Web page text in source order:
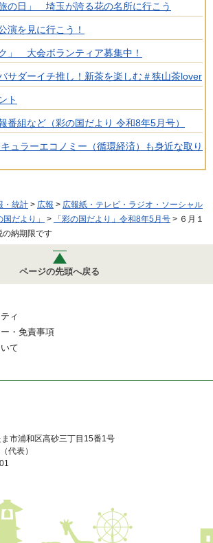
の日」 埼玉が誇る花の名所に行こう
演を見に行こう！
」 大会ボランティア募集中！
サダーイチ推し！新茶を楽しむ＃狭山茶lover
ト
番組など（彩の国だより 令和8年5月号）
ュラーエコノミー（循環経済）も身近な取り
・統計 > 広報 > 広報紙・テレビ・ラジオ・ソーシャル
だより」 > 「彩の国だより」令和8年5月号 > ６月１
の納期限です
ページの先頭へ戻る
ィ
・免責事項
て
市浦和区高砂三丁目15番1号
代表）